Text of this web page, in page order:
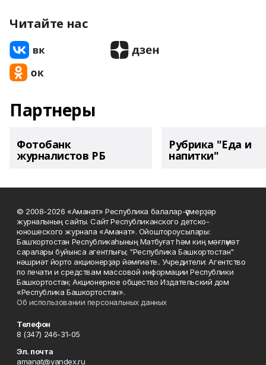
Читайте нас
Партнеры
Фотобанк
журналистов РБ
Рубрика "Еда и
напитки"
© 2008-2026 «Аманат» Республика балалар-үҫмерҙәр
журналының сайты. Сайт Республиканского детско-
юношеского журнала «Аманат». Ойоштороусылары:
Башҡортостан Республикаһының Матбуғат һәм киң мәғлүмәт
саралары буйынса агентлығы; "Республика Башкортостан"
нәшриәт йорто акционерҙар йәмғиәте.. Учредители: Агентство
по печати и средствам массовой информации Республики
Башкортостан; Акционерное общество Издательский дом
«Республика Башкортостан».
Об использовании персональных данных
Телефон
8 (347) 246-31-05
Эл. почта
amanat@yandex.ru